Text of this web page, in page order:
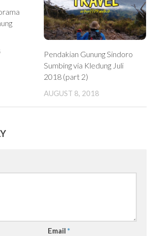
Pendakian Gunung Sindoro
Sumbing via Kledung Juli
2018 (part 2)
AUGUST 8, 2018
Email *